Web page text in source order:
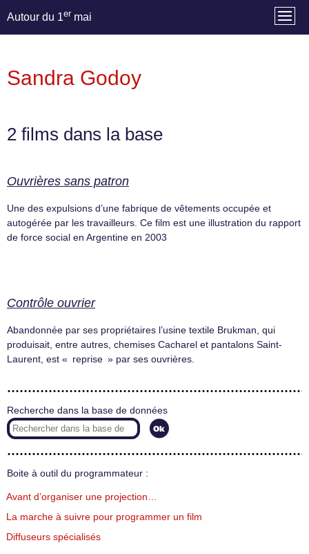
Autour du 1er mai
Sandra Godoy
2 films dans la base
Ouvrières sans patron
Une des expulsions d’une fabrique de vêtements occupée et
autogérée par les travailleurs. Ce film est une illustration du rapport
de force social en Argentine en 2003
Contrôle ouvrier
Abandonnée par ses propriétaires l’usine textile Brukman, qui
produisait, entre autres, chemises Cacharel et pantalons Saint-
Laurent, est « reprise » par ses ouvrières.
Recherche dans la base de données
Boite à outil du programmateur :
Avant d’organiser une projection…
La marche à suivre pour programmer un film
Diffuseurs spécialisés